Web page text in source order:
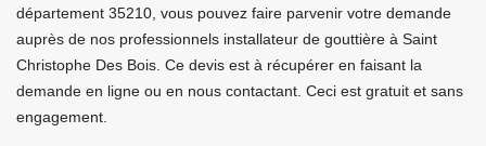
département 35210, vous pouvez faire parvenir votre demande
auprès de nos professionnels installateur de gouttière à Saint
Christophe Des Bois. Ce devis est à récupérer en faisant la
demande en ligne ou en nous contactant. Ceci est gratuit et sans
engagement.